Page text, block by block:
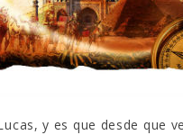
y es que desde que